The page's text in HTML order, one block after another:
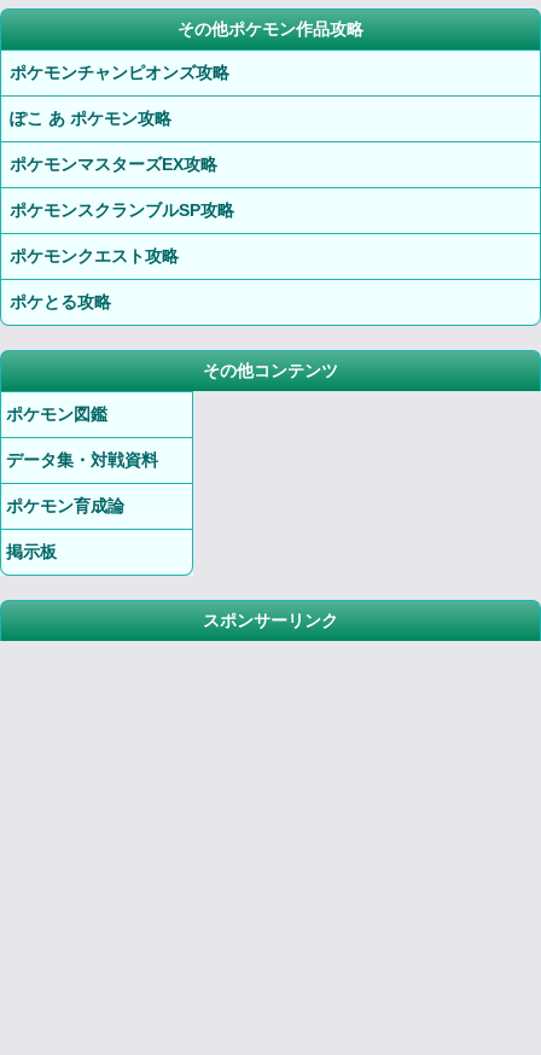
その他ポケモン作品攻略
ポケモンチャンピオンズ攻略
ぽこ あ ポケモン攻略
ポケモンマスターズEX攻略
ポケモンスクランブルSP攻略
ポケモンクエスト攻略
ポケとる攻略
その他コンテンツ
ポケモン図鑑
データ集・対戦資料
ポケモン育成論
掲示板
スポンサーリンク